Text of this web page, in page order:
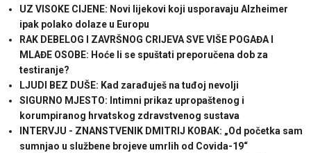
UZ VISOKE CIJENE: Novi lijekovi koji usporavaju Alzheimer
ipak polako dolaze u Europu
RAK DEBELOG I ZAVRŠNOG CRIJEVA SVE VIŠE POGAĐA I
MLAĐE OSOBE: Hoće li se spuštati preporučena dob za
testiranje?
LJUDI BEZ DUŠE: Kad zarađuješ na tuđoj nevolji
SIGURNO MJESTO: Intimni prikaz upropaštenog i
korumpiranog hrvatskog zdravstvenog sustava
INTERVJU - ZNANSTVENIK DMITRIJ KOBAK: „Od početka sam
sumnjao u službene brojeve umrlih od Covida-19“